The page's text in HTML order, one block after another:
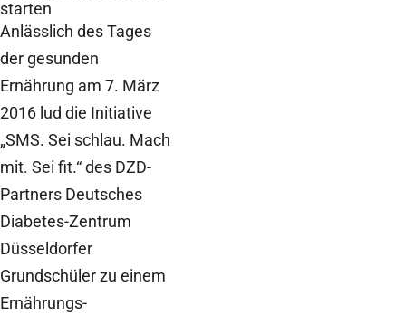
starten
Anlässlich des Tages
der gesunden
Ernährung am 7. März
2016 lud die Initiative
„SMS. Sei schlau. Mach
mit. Sei fit.“ des DZD-
Partners Deutsches
Diabetes-Zentrum
Düsseldorfer
Grundschüler zu einem
Ernährungs-